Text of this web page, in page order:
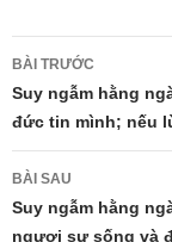
Điều
hướng
bài
viết
BÀI TRƯỚC
Suy ngẫm hằng
đức tin mình; nếu
BÀI SAU
Suy ngẫm hằng
ngươi sự sống và